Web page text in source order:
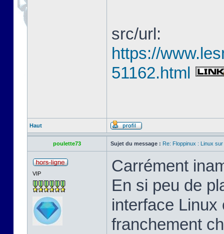
src/url:
https://
51162.html
Haut
poulette73 Sujet du message : Re: Floppinux : Linux
VIP
Carrément
En si peu de
interface Linux
franchement